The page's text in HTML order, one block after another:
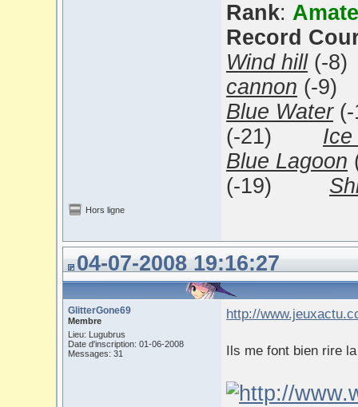
Rank:
Record
Wind hill
cannon (-
Blue Water
(-21) Ice
Blue Lagoon
(-19)
Hors ligne
04-07-2008 19:16:27
GlitterGone69
Membre
Lieu: Lugubrus
Date d'inscription: 01-06-2008
Messages: 31
http://
Ils me font bien rire